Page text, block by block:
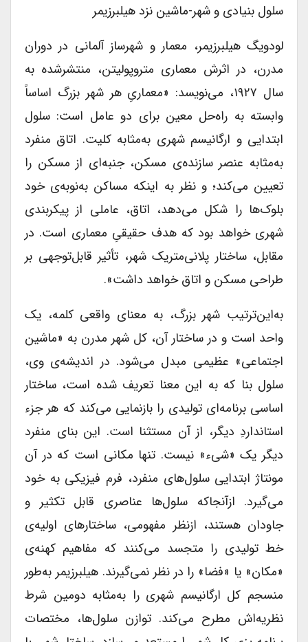
سلول بنیادی و شهر-ماشین نزد هیلبرزیمر
لودویگ هیلبرزیمر، معمار و شهرساز آلمانی در دوران
مدرن، در اثرش معماری متروپولیتن، منتشرشده به‌
سال ۱۹۲۷، می‌نویسد: «معماری‌ِ هر شهر بزرگ اساساً
وابسته به راه‌حل معین برای دو عامل است: سلول
ابتدایی و ارگانیسم شهری به‌مثابه کلیت. اتاق منفرد
به‌مثابه عنصر سازنده‌ی مسکن، جنبه‌ای از مسکن را
تعیین می‌کند؛ و نظر به اینکه مساکن به‌نوبه‌ی خود
بلوک‌ها را شکل می‌دهد، اتاق، عاملی از پیکربندی
شهری خواهد بود که هدف حقیقیِ معماری است. در
مقابل، ساختار پلانی‌متریک شهر، تأثیر قابل‌توجهی بر
طراحی مسکن و اتاق خواهد داشت».
به‌این‌ترتیب شهر بزرگ، به معنای واقعی کلمه، یک
واحد است و در ساختار آن، کل شهر مدرن به «ماشین
اجتماعی» عظیمی مبدل می‌شود. در اندیشه‌ی وی،
سلول بنا که به این معنا تعریف شده است، ساختار
اساسی برنامه‌ای تولیدی را بازنمایی می‌کند که هر جزء
استانداردِ دیگر، از آن مستثنا است. این بنای منفرد
دیگر یک «شیء» نیست. تنها مکانی است که در آن
مونتاژ ابتدایی سلول‌های منفرد، فرم فیزیکی‌ به خود
می‌گیرد. ازآنجاکه سلول‌ها عناصری قابل تکثیر و
جاودان هستند، ازنظر مفهومی، ساختارهای اولیه‌ی
خط تولیدی را متجسد می‌کنند که مفاهیم کهنه‌ی
«مکان» یا «فضا» را در نظر نمی‌گیرند. هیلبرزیمر به‌طور
منسجم کل ارگانیسم شهری را به‌مثابه دومین شرط
نظریه‌اش مطرح می‌کند. توازن سلول‌ها، مختصات